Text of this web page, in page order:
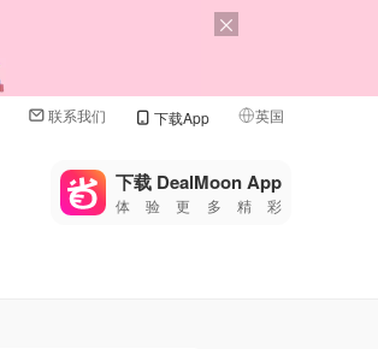
联系我们 下载App 英国
🇺🇸
🇨🇳 中国
下载 DealMoon App
体验更多精彩